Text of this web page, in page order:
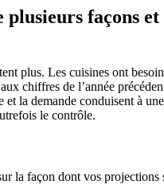
façons et
plus. Les cuisines ont
chiffres de l’année
la demande conduisent à
le contrôle.
la façon dont vos projections